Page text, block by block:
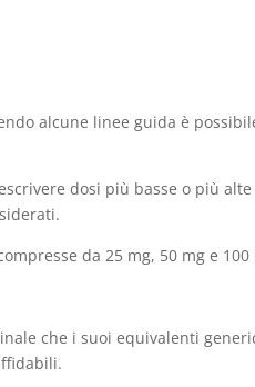
alcune linee guida è
dosi più basse o più alte
da 25 mg, 50 mg e 100
che i suoi equivalenti